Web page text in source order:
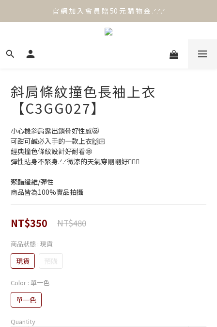
官 網 加 入 會 員 贈 50 元 購 物 金 .ᐟ.ᐟ.ᐟ
官 網 加 入 會 員 贈 50 元 購 物 金 .ᐟ.ᐟ.ᐟ
⟡.·*. 滿 NT.1000 免 運 費 ꔛ♡
斜肩條紋撞色長袖上衣
【C3GG027】
小心機斜肩露出鎖骨好性感😻
可甜可鹹必入手的一款上衣🙌🏻
經典撞色條紋設計好耐看🤩
彈性貼身不緊身.ᐟ.ᐟ微涼的天氣穿剛剛好🙆🏻‍♀️
聚酯纖維/彈性
商品皆為100%實品拍攝
NT$350 NT$480
商品狀態 : 現貨
現貨 預購
Color : 單一色
單一色
Quantity